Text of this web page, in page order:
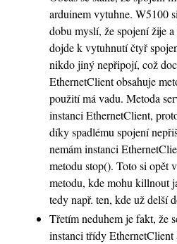
arduinem vytuhne. W5100
dobu myslí, že spojení žije
dojde k vytuhnutí čtyř
nikdo jiný nepřipojí, což
EthernetClient obsahuje
použití má vadu. Metoda
instanci EthernetClient,
díky spadlému spojení
nemám instanci
metodu stop(). Toto si opět
metodu, kde mohu killnout
tedy např. ten, kde už delší
Třetím neduhem je fakt, že
instanci třídy